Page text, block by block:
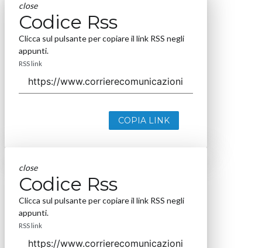
close
Codice Rss
Clicca sul pulsante per copiare il link RSS negli
appunti.
RSS link
COPIA LINK
close
Codice Rss
Clicca sul pulsante per copiare il link RSS negli
appunti.
RSS link